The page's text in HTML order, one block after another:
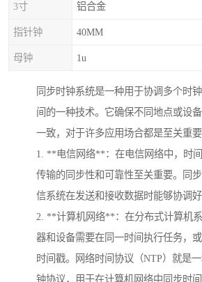
3寸 铝合金
指针钟 40MM
母钟 1u
同步时钟系统是一种用于协调多个时
间的一种技术。它确保不同地点或设
一致，对于许多应用场合都是至关重要
1. **电信网络**：在电信网络中，时
传输的同步性和可靠性至关重要。同
信系统在发送和接收数据时能够协调好
2. **计算机网络**：在分布式计算机
器和设备需要在同一时间执行任务，
时间戳。网络时间协议（NTP）就是
钟协议，用于在计算机网络中同步时间